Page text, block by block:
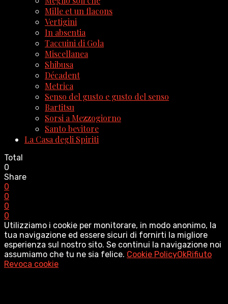
Mille et un flacons
Vertigini
In absentia
Taccuini di Gola
Miscellanea
Shibusa
Décadent
Metrica
Senso del gusto e gusto del senso
Bartitsu
Sorsi a Mezzogiorno
Santo bevitore
La Casa degli Spiriti
Total
0
Share
0
0
0
0
Utilizziamo i cookie per monitorare, in modo anonimo, la
tua navigazione ed essere sicuri di fornirti la migliore
esperienza sul nostro sito. Se continui la navigazione noi
assumiamo che tu ne sia felice. Cookie PolicyOkRifiuto
Revoca cookie